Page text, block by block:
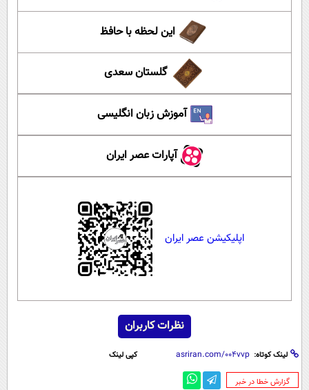
این لحظه با حافظ
گلستان سعدی
آموزش زبان انگلیسی
آپارات عصر ایران
اپلیکیشن عصر ایران
نظرات کاربران
لینک کوتاه: کپی لینک
‌گزارش خطا در خبر